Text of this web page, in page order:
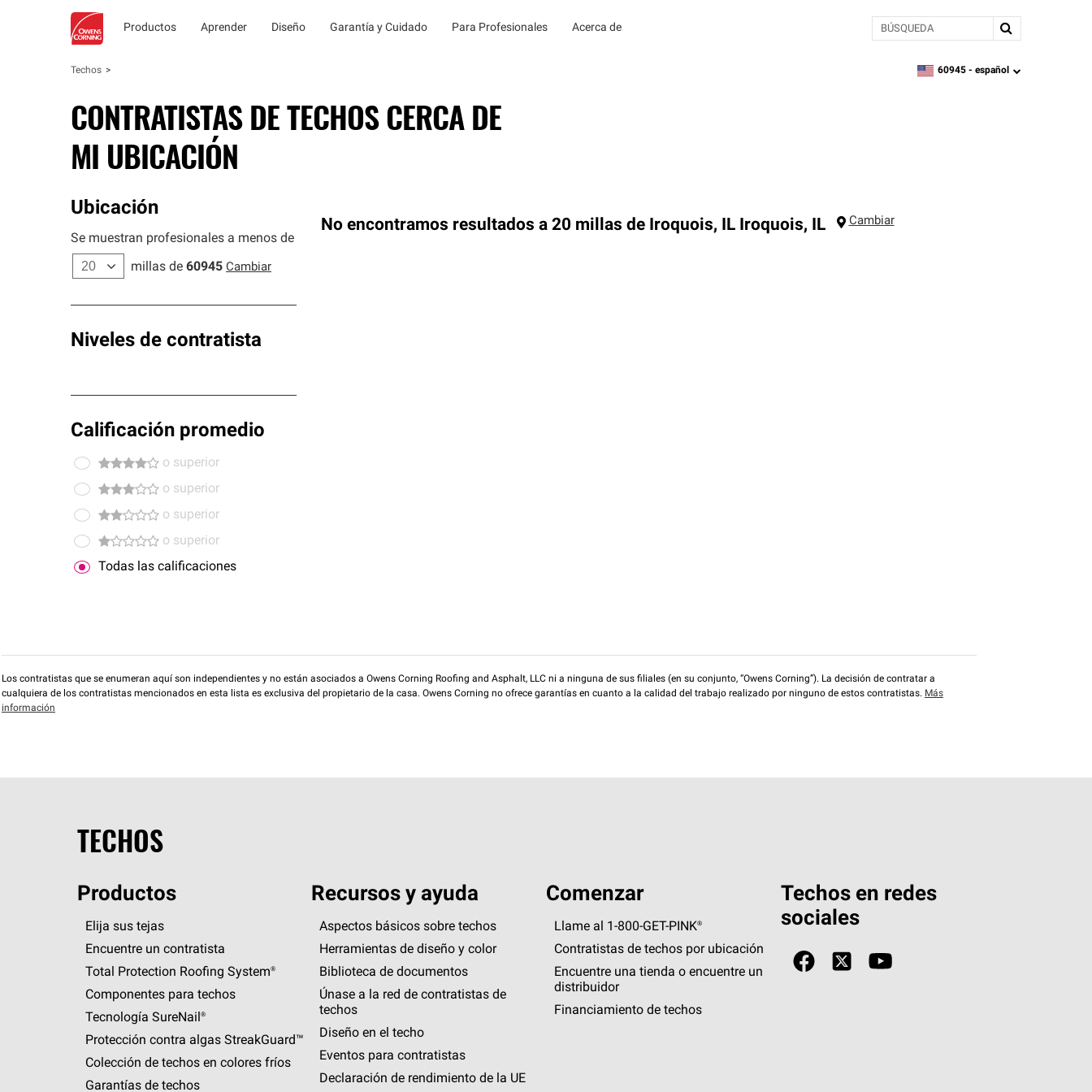
Productos Aprender Diseño Garantía y Cuidado Para Profesionales Acerca de BÚSQUEDA
Techos zipcode,language
60945 - español
CONTRATISTAS DE TECHOS CERCA DE
MI UBICACIÓN
Ubicación
Se muestran profesionales a menos de
millas de 60945 Cambiar
Niveles de contratista
Calificación promedio
o superior
o superior
o superior
o superior
Todas las calificaciones
No encontramos resultados a 20 millas de Iroquois, IL Iroquois, IL Cambiar
Los contratistas que se enumeran aquí son independientes y no están asociados a Owens Corning Roofing and Asphalt, LLC ni a ninguna de sus filiales (en su conjunto, “Owens Corning”). La decisión de contratar a
cualquiera de los contratistas mencionados en esta lista es exclusiva del propietario de la casa. Owens Corning no ofrece garantías en cuanto a la calidad del trabajo realizado por ninguno de estos contratistas. Más
información
TECHOS
Productos
Elija sus tejas
Encuentre un contratista
Total Protection Roofing System®
Componentes para techos
Tecnología SureNail®
Protección contra algas StreakGuard™
Colección de techos en colores fríos
Garantías de techos
Recursos y ayuda
Aspectos básicos sobre techos
Herramientas de diseño y color
Biblioteca de documentos
Únase a la red de contratistas de
techos
Diseño en el techo
Eventos para contratistas
Declaración de rendimiento de la UE
Comenzar
Llame al 1-800-GET -PINK®
Contratistas de techos por ubicación
Encuentre una tienda o encuentre un
distribuidor
Financiamiento de techos
Techos en redes
sociales